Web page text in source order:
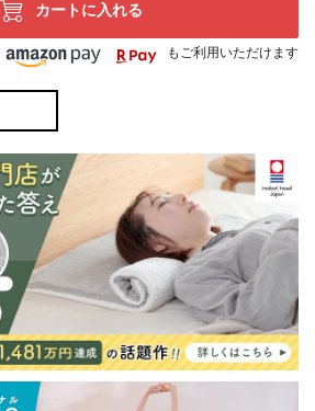
カートに入れる
もご利用いただけます